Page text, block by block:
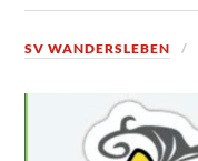
SV WANDERSLEBEN